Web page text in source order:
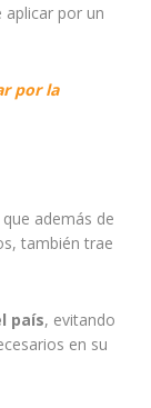
aplicar por un
por la
además de
también trae
país, evitando
en su